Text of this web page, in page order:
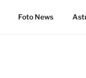
Foto News